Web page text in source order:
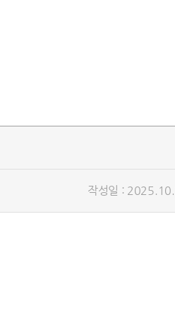
작성일 :